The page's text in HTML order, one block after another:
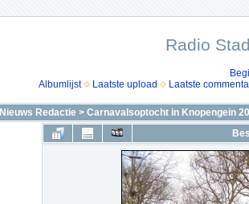
Radio
Albumlijst
Laatste upload Laatste
Nieuws Redactie > Carnavalsoptocht in Knopengein